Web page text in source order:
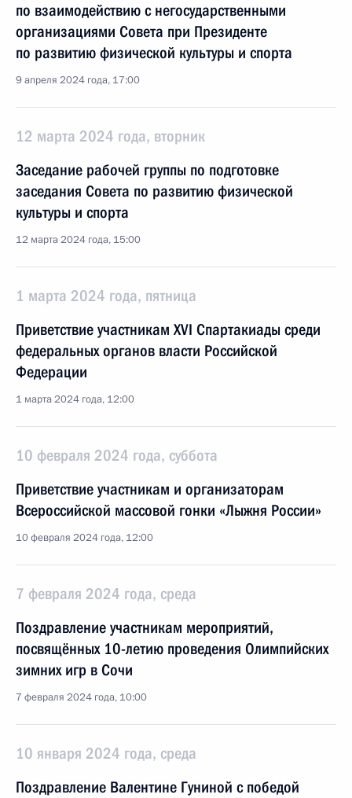
по взаимодействию с негосударственными
организациями Совета при Президенте
по развитию физической культуры и спорта
9 апреля 2024 года, 17:00
12 марта 2024 года, вторник
Заседание рабочей группы по подготовке
заседания Совета по развитию физической
культуры и спорта
12 марта 2024 года, 15:00
1 марта 2024 года, пятница
Приветствие участникам XVI Спартакиады среди
федеральных органов власти Российской
Федерации
1 марта 2024 года, 12:00
10 февраля 2024 года, суббота
Приветствие участникам и организаторам
Всероссийской массовой гонки «Лыжня России»
10 февраля 2024 года, 12:00
7 февраля 2024 года, среда
Поздравление участникам мероприятий,
посвящённых 10-летию проведения Олимпийских
зимних игр в Сочи
7 февраля 2024 года, 10:00
10 января 2024 года, среда
Поздравление Валентине Гуниной с победой